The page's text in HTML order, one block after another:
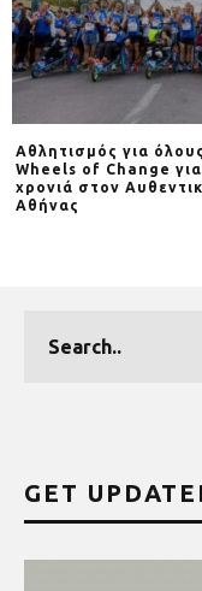
Αθλητισμός για
Wheels of Change
χρονιά στον
Αθήνας
GET